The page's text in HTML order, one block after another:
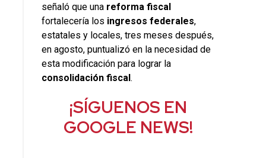
señaló que una reforma fiscal
fortalecería los ingresos federales,
estatales y locales, tres meses después,
en agosto, puntualizó en la necesidad de
esta modificación para lograr la
consolidación fiscal.
¡SÍGUENOS EN
GOOGLE NEWS!